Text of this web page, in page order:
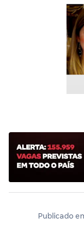
Publicado